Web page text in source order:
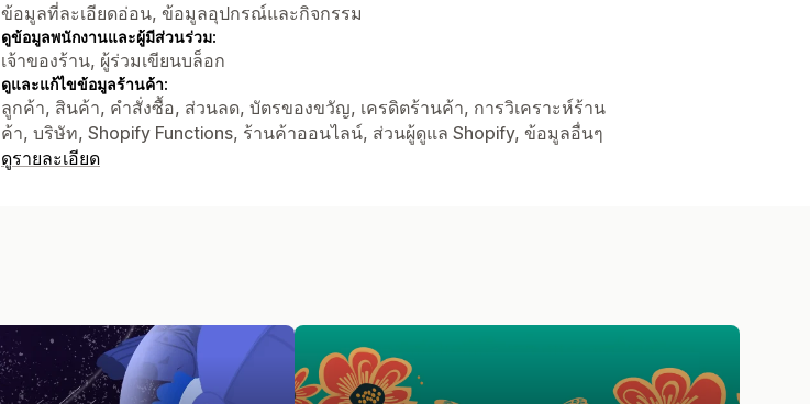
ข้อมูลที่ละเอียดอ่อน, ข้อมูลอุปกรณ์และกิจกรรม
ดูข้อมูลพนักงานและผู้มีส่วนร่วม:
เจ้าของร้าน, ผู้ร่วมเขียนบล็อก
ดูและแก้ไขข้อมูลร้านค้า:
ลูกค้า, สินค้า, คำสั่งซื้อ, ส่วนลด, บัตรของขวัญ, เครดิตร้านค้า, การวิเคราะห์ร้าน
ค้า, บริษัท, Shopify Functions, ร้านค้าออนไลน์, ส่วนผู้ดูแล Shopify, ข้อมูลอื่นๆ
ดูรายละเอียด